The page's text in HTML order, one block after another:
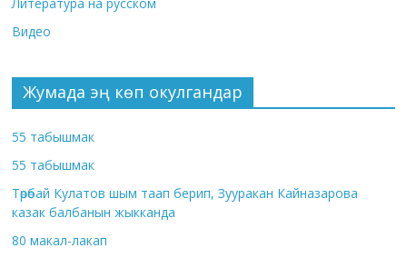
Видео
Жумада эң көп окулгандар
55 табышмак
55 табышмак
Төрөбай Кулатов шым таап берип, Зууракан Кайназарова
казак балбанын жыкканда
80 макал-лакап